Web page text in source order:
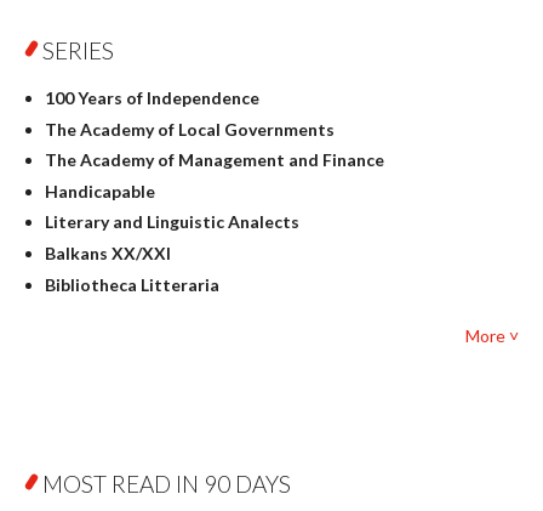
Geography
Linguistics
Judaica
Culture and art
Literary Studies
Mathematics
Pedagogy
Textbooks for foreigners
Open Access
SERIES
100 Years of Independence
The Academy of Local Governments
The Academy of Management and Finance
Handicapable
Literary and Linguistic Analects
Balkans XX/XXI
Bibliotheca Litteraria
More ˅
MOST READ IN 90 DAYS